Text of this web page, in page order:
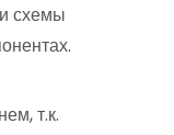
схемы
т.к.